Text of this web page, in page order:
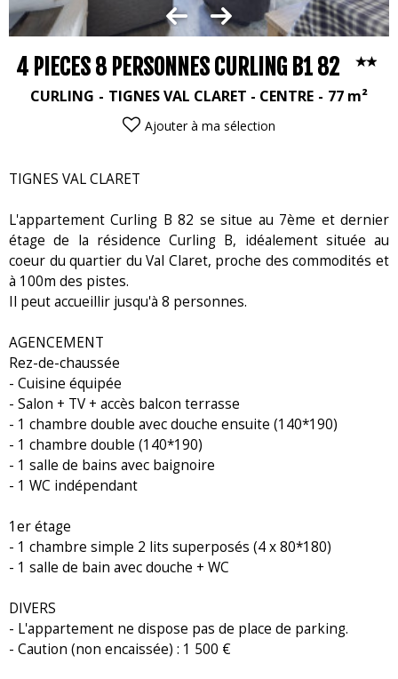
4 PIECES 8 PERSONNES CURLING B1 82
CURLING TIGNES VAL CLARET - CENTRE 77 m²
Ajouter à ma sélection
TIGNES VAL CLARET
L'appartement Curling B 82 se situe au 7ème et dernier
étage de la résidence Curling B, idéalement située au
coeur du quartier du Val Claret, proche des commodités et
à 100m des pistes.
Il peut accueillir jusqu'à 8 personnes.
AGENCEMENT
Rez-de-chaussée
- Cuisine équipée
- Salon + TV + accès balcon terrasse
- 1 chambre double avec douche ensuite (140*190)
- 1 chambre double (140*190)
- 1 salle de bains avec baignoire
- 1 WC indépendant
1er étage
- 1 chambre simple 2 lits superposés (4 x 80*180)
- 1 salle de bain avec douche + WC
DIVERS
- L'appartement ne dispose pas de place de parking.
- Caution (non encaissée) : 1 500 €